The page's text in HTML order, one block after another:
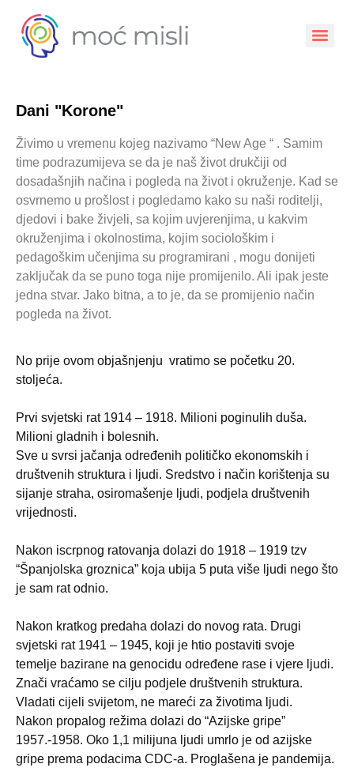
Dani "Korone"
Živimo u vremenu kojeg nazivamo “New Age “ . Samim
time podrazumijeva se da je naš život drukčiji od
dosadašnjih načina i pogleda na život i okruženje. Kad se
osvrnemo u prošlost i pogledamo kako su naši roditelji,
djedovi i bake živjeli, sa kojim uvjerenjima, u kakvim
okruženjima i okolnostima, kojim sociološkim i
pedagoškim učenjima su programirani , mogu donijeti
zaključak da se puno toga nije promijenilo. Ali ipak jeste
jedna stvar. Jako bitna, a to je, da se promijenio način
pogleda na život.
No prije ovom objašnjenju vratimo se početku 20.
stoljeća.
Prvi svjetski rat 1914 – 1918. Milioni poginulih duša.
Milioni gladnih i bolesnih.
Sve u svrsi jačanja određenih političko ekonomskih i
društvenih struktura i ljudi. Sredstvo i način korištenja su
sijanje straha, osiromašenje ljudi, podjela društvenih
vrijednosti.
Nakon iscrpnog ratovanja dolazi do 1918 – 1919 tzv
“Španjolska groznica” koja ubija 5 puta više ljudi nego što
je sam rat odnio.
Nakon kratkog predaha dolazi do novog rata. Drugi
svjetski rat 1941 – 1945, koji je htio postaviti svoje
temelje bazirane na genocidu određene rase i vjere ljudi.
Znači vraćamo se cilju podjele društvenih struktura.
Vladati cijeli svijetom, ne mareći za životima ljudi.
Nakon propalog režima dolazi do “Azijske gripe”
1957.-1958. Oko 1,1 milijuna ljudi umrlo je od azijske
gripe prema podacima CDC-a. Proglašena je pandemija.